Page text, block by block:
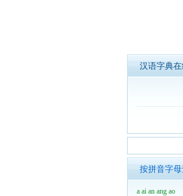
汉语字典
按拼音字
a ai an ang ao